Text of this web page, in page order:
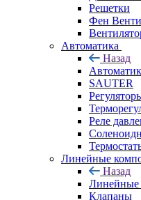
Решетки
Фен
Автоматика
Назад
SAUTER
Реле
Линейные
Назад
Линейные
Клапаны